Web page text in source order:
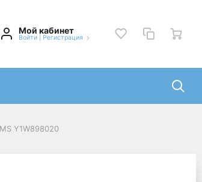
Мой кабинет
Войти Регистрация
Y1W898020